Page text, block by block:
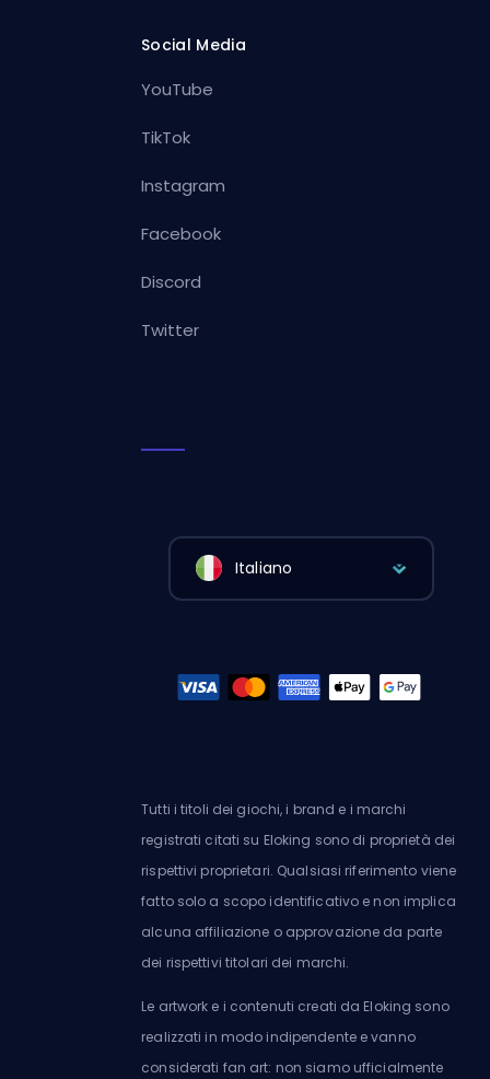
Social Media
YouTube
TikTok
Instagram
Facebook
Discord
Twitter
Italiano
Tutti i titoli dei giochi, i brand e i marchi
registrati citati su Eloking sono di proprietà dei
rispettivi proprietari. Qualsiasi riferimento viene
fatto solo a scopo identificativo e non implica
alcuna affiliazione o approvazione da parte
dei rispettivi titolari dei marchi.
Le artwork e i contenuti creati da Eloking sono
realizzati in modo indipendente e vanno
considerati fan art: non siamo ufficialmente